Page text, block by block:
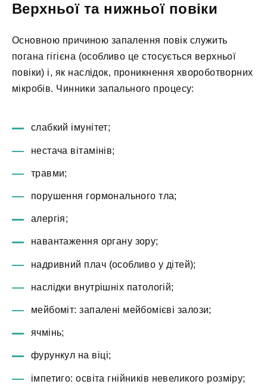
Верхньої та нижньої повіки
Основною причиною запалення повік служить
погана гігієна (особливо це стосується верхньої
повіки) і, як наслідок, проникнення хвороботворних
мікробів. Чинники запального процесу:
слабкий імунітет;
нестача вітамінів;
травми;
порушення гормонального тла;
алергія;
навантаження органу зору;
надривний плач (особливо у дітей);
наслідки внутрішніх патологій;
мейбоміт: запалені мейбомієві залози;
ячмінь;
фурункул на віці;
імпетиго: освіта гнійників невеликого розміру;